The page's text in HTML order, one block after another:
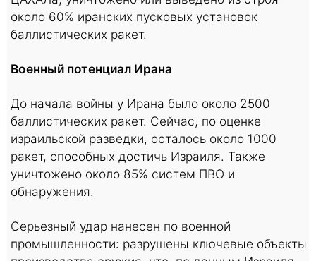
около 60% иранских пусковых установок
баллистических ракет.
Военный потенциал Ирана
До начала войны у Ирана было около 2500
баллистических ракет. Сейчас, по оценке
израильской разведки, осталось около 1000
ракет, способных достичь Израиля. Также
уничтожено около 85% систем ПВО и
обнаружения.
Серьезный удар нанесен по военной
промышленности: разрушены ключевые объекты